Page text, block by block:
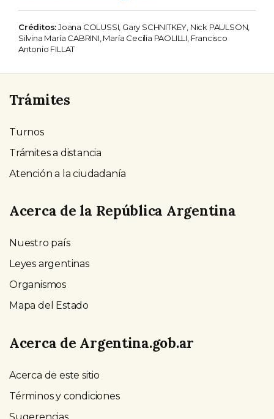
Créditos:Joana COLUSSI, Gary SCHNITKEY, Nick PAULSON,
Silvina María CABRINI, María Cecilia PAOLILLI, Francisco
Antonio FILLAT
Trámites
Turnos
Trámites a distancia
Atención a la ciudadanía
Acerca de la República Argentina
Nuestro país
Leyes argentinas
Organismos
Mapa del Estado
Acerca de Argentina.gob.ar
Acerca de este sitio
Términos y condiciones
Sugerencias